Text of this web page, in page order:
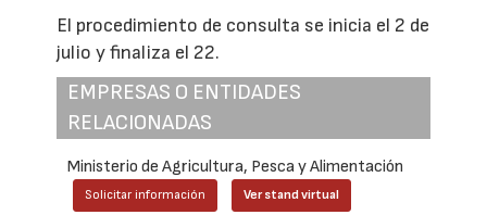
El procedimiento de consulta se inicia el 2 de
julio y finaliza el 22.
EMPRESAS O ENTIDADES
RELACIONADAS
Ministerio de Agricultura, Pesca y Alimentación
Solicitar información Ver stand virtual